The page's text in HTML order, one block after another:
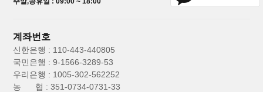
계좌번호
신한은행 : 110-443-440805
국민은행 : 9-1566-3289-53
우리은행 : 1005-302-562252
농 협 : 351-0734-0731-33